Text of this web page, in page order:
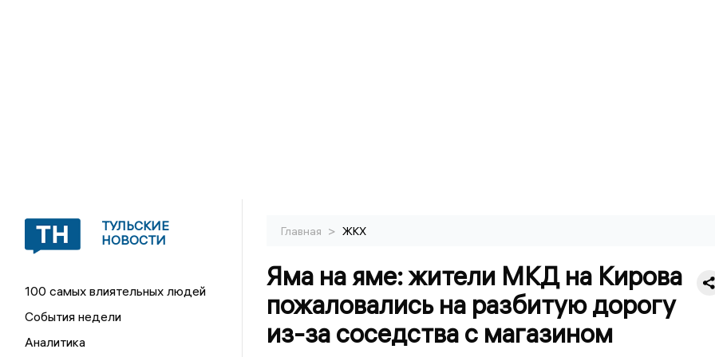
ТУЛЬСКИЕ
НОВОСТИ
100 самых влиятельных людей
События недели
Аналитика
Главная > ЖКХ
Яма на яме: жители МКД на Кирова
пожаловались на разбитую дорогу
из-за соседства с магазином